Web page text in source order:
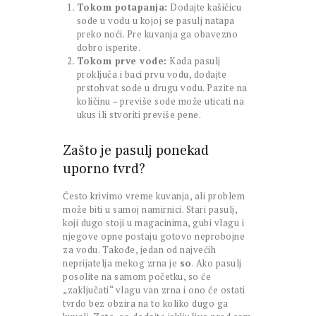
Tokom potapanja: Dodajte kašičicu
sode u vodu u kojoj se pasulj natapa
preko noći. Pre kuvanja ga obavezno
dobro isperite.
Tokom prve vode: Kada pasulj
proključa i baci prvu vodu, dodajte
prstohvat sode u drugu vodu. Pazite na
količinu – previše sode može uticati na
ukus ili stvoriti previše pene.
Zašto je pasulj ponekad
uporno tvrd?
Često krivimo vreme kuvanja, ali problem
može biti u samoj namirnici. Stari pasulj,
koji dugo stoji u magacinima, gubi vlagu i
njegove opne postaju gotovo neprobojne
za vodu. Takođe, jedan od najvećih
neprijatelja mekog zrna je so. Ako pasulj
posolite na samom početku, so će
„zaključati“ vlagu van zrna i ono će ostati
tvrdo bez obzira na to koliko dugo ga